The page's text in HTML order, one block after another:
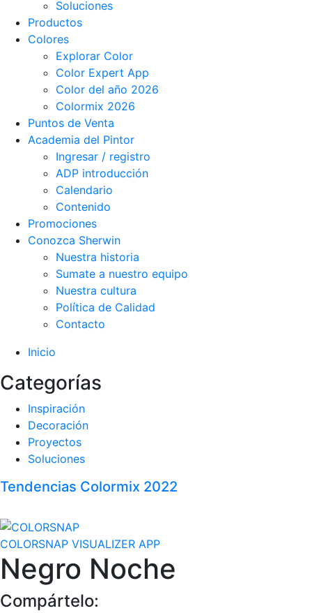
Soluciones
Productos
Colores
Explorar Color
Color Expert App
Color del año 2026
Colormix 2026
Puntos de Venta
Academia del Pintor
Ingresar / registro
ADP introducción
Calendario
Contenido
Promociones
Conozca Sherwin
Nuestra historia
Sumate a nuestro equipo
Nuestra cultura
Política de Calidad
Contacto
Inicio
Categorías
Inspiración
Decoración
Proyectos
Soluciones
Tendencias Colormix 2022
COLORSNAP VISUALIZER APP
Negro Noche
Compártelo: